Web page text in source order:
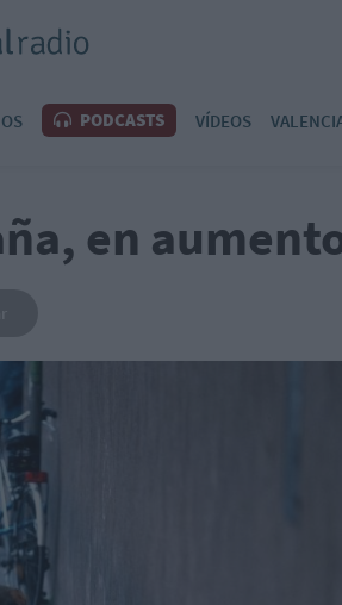
PODCASTS VÍDEOS
en